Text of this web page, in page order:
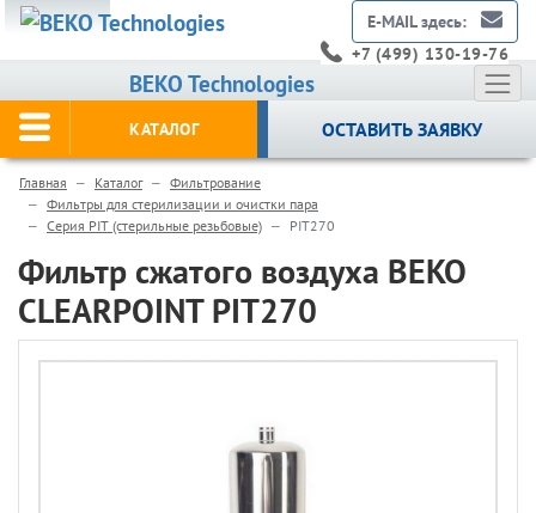
BEKO Technologies
E-MAIL здесь:
+7 (499) 130-19-76
КАТАЛОГ ОСТАВИТЬ ЗАЯВКУ
Главная Каталог
Фильтрование
Фильтры для стерилизации и очистки пара
Серия PIT (стерильные резьбовые)
PIT270
Фильтр сжатого воздуха BEKO
CLEARPOINT PIT270